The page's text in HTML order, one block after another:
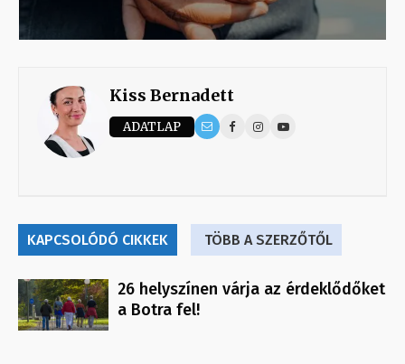
Kiss Bernadett
ADATLAP
KAPCSOLÓDÓ CIKKEK TÖBB A SZERZŐTŐL
26 helyszínen várja az érdeklődőket
a Botra fel!